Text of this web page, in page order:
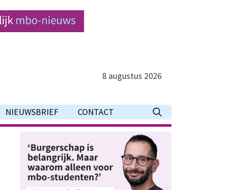
8 augustus 2026
NIEUWSBRIEF CONTACT